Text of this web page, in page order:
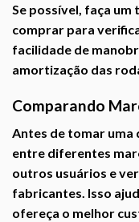
Se possível, faça um
comprar para
facilidade de
amortização das
Comparando
Antes de tomar uma
entre diferentes
outros usuários e
fabricantes. Isso
ofereça o melhor